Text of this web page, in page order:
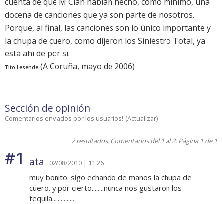
docena de canciones que ya son parte de nosotros.
Porque, al final, las canciones son lo único importante y
la chupa de cuero, como dijeron los Siniestro Total, ya
está ahí de por sí.
Tito Lesende (A Coruña, mayo de 2006)
Sección de opinión
Comentarios enviados por los usuarios! (Actualizar)
2 resultados. Comentarios del 1 al 2. Página 1 de 1
#1 ata 02/08/2010 | 11:26
muy bonito. sigo echando de manos la chupa de
cuero. y por cierto........nunca nos gustaron los
tequila...............